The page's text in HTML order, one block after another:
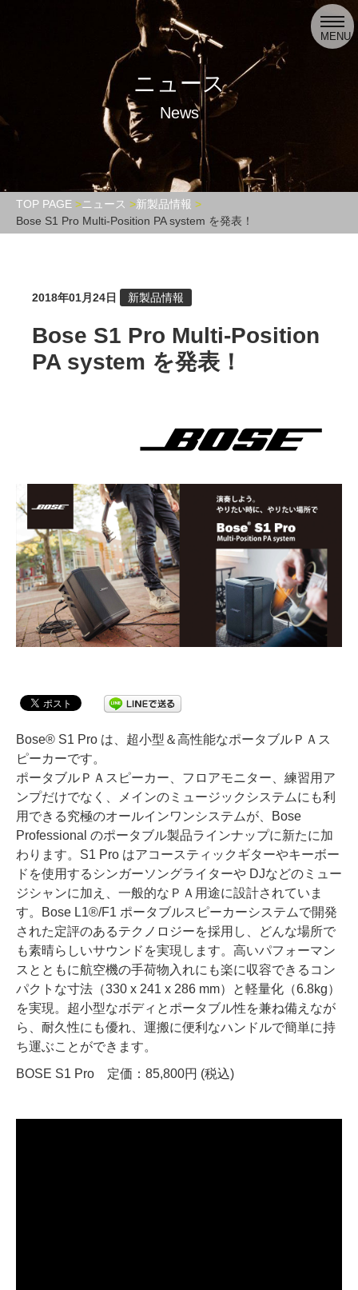
MENU
ニュース
News
TOP PAGE ニュース
新製品情報
Bose S1 Pro Multi-Position PA system を発表！
2018年01月24日 新製品情報
Bose S1 Pro Multi-Position
PA system を発表！
Bose® S1 Pro は、超小型＆高性能なポータブルＰＡス
ピーカーです。
ポータブルＰＡスピーカー、フロアモニター、練習用ア
ンプだけでなく、メインのミュージックシステムにも利
用できる究極のオールインワンシステムが、Bose
Professional のポータブル製品ラインナップに新たに加
わります。S1 Pro はアコースティックギターやキーボー
ドを使用するシンガーソングライターや DJなどのミュー
ジシャンに加え、一般的なＰＡ用途に設計されていま
す。Bose L1®/F1 ポータブルスピーカーシステムで開発
された定評のあるテクノロジーを採用し、どんな場所で
も素晴らしいサウンドを実現します。高いパフォーマン
スとともに航空機の手荷物入れにも楽に収容できるコン
パクトな寸法（330 x 241 x 286 mm）と軽量化（6.8kg）
を実現。超小型なボディとポータブル性を兼ね備えなが
ら、耐久性にも優れ、運搬に便利なハンドルで簡単に持
ち運ぶことができます。
BOSE S1 Pro 定価：85,800円 (税込)